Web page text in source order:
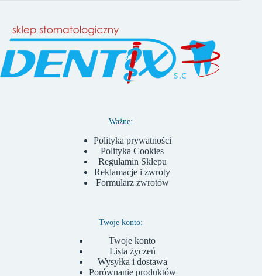
Ważne:
Polityka prywatności
Polityka Cookies
Regulamin Sklepu
Reklamacje i zwroty
Formularz zwrotów
Twoje konto:
Twoje konto
Lista życzeń
Wysyłka i dostawa
Porównanie produktów